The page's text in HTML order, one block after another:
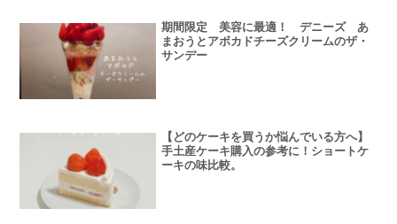
期間限定 美容に最適！ デニーズ あ
まおうとアボカドチーズクリームのザ・
サンデー
【どのケーキを買うか悩んでいる方へ】
手土産ケーキ購入の参考に！ショートケ
ーキの味比較。